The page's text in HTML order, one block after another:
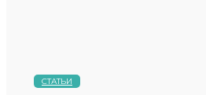
СТАТЬИ